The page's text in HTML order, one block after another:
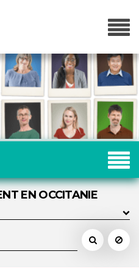
EN OCCITANIE